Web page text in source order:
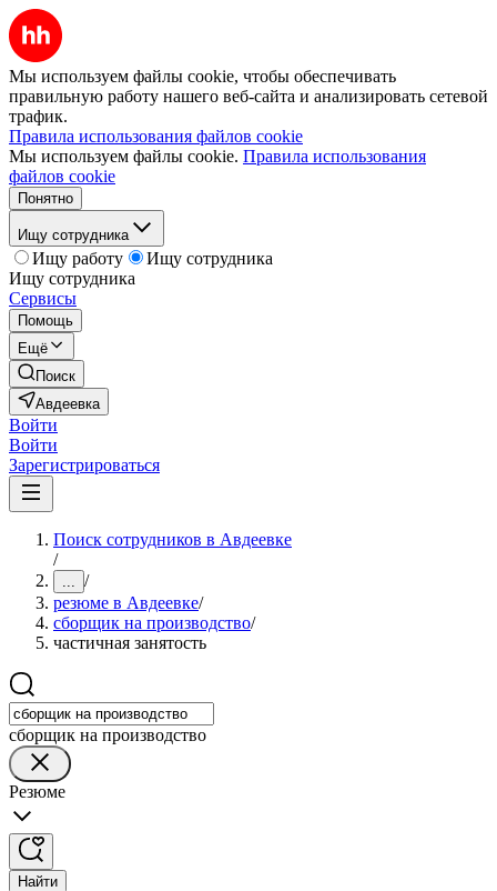
Мы используем файлы cookie, чтобы обеспечивать
правильную работу нашего веб-сайта и анализировать сетевой
трафик.
Правила использования файлов cookie
Мы используем файлы cookie. Правила использования
файлов cookie
Понятно
Ищу сотрудника
Ищу работу
Ищу сотрудника
Ищу сотрудника
Сервисы
Помощь
Ещё
Поиск
Авдеевка
Войти
Войти
Зарегистрироваться
Поиск сотрудников в Авдеевке
/
... /
резюме в Авдеевке/
сборщик на производство/
частичная занятость
сборщик на производство
Резюме
Найти